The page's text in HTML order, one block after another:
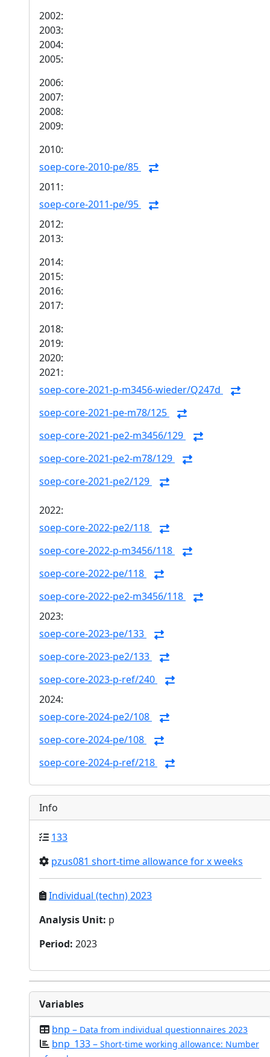
2002:
2003:
2004:
2005:
2006:
2007:
2008:
2009:
2010:
soep-core-2010-pe/85
2011:
soep-core-2011-pe/95
2012:
2013:
2014:
2015:
2016:
2017:
2018:
2019:
2020:
2021:
soep-core-2021-p-m3456-wieder/Q247d
soep-core-2021-pe-m78/125
soep-core-2021-pe2-m3456/129
soep-core-2021-pe2-m78/129
soep-core-2021-pe2/129
2022:
soep-core-2022-pe2/118
soep-core-2022-p-m3456/118
soep-core-2022-pe/118
soep-core-2022-pe2-m3456/118
2023:
soep-core-2023-pe/133
soep-core-2023-pe2/133
soep-core-2023-p-ref/240
2024:
soep-core-2024-pe2/108
soep-core-2024-pe/108
soep-core-2024-p-ref/218
Info
133
pzus081 short-time allowance for x weeks
Individual (techn) 2023
Analysis Unit: p
Period: 2023
Variables
bnp – Data from individual questionnaires 2023
bnp_133 – Short-time working allowance: Number